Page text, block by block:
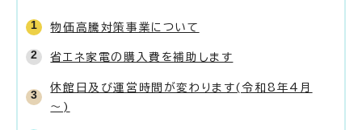
物価高騰対策事業について
省エネ家電の購入費を補助します
休館日及び運営時間が変わります(令和8年4月
～)